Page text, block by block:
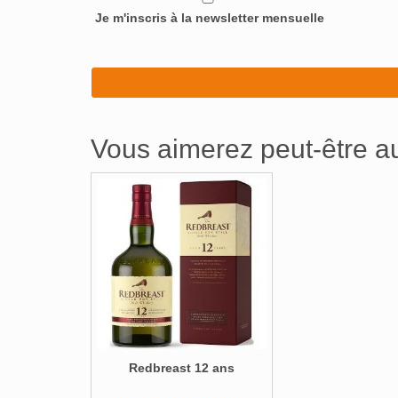
Je m'inscris à la newsletter mensuelle
Vous aimerez peut-être
Redbreast 12 ans